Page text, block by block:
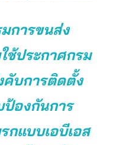
การขนส่ง
ช้ประกาศกรม
คับการติดตั้ง
องกันการ
กแบบเอบีเอส